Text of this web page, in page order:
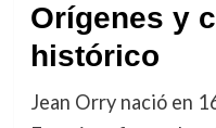
Orígenes y
histórico
Jean Orry nació en